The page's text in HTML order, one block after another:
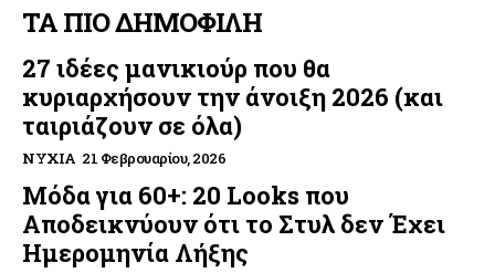
ΤΑ ΠΙΟ ΔΗΜΟΦΙΛΗ
27 ιδέες μανικιούρ που θα
κυριαρχήσουν την άνοιξη 2026 (και
ταιριάζουν σε όλα)
ΝΎΧΙΑ 21 Φεβρουαρίου, 2026
Μόδα για 60+: 20 Looks που
Αποδεικνύουν ότι το Στυλ δεν Έχει
Ημερομηνία Λήξης